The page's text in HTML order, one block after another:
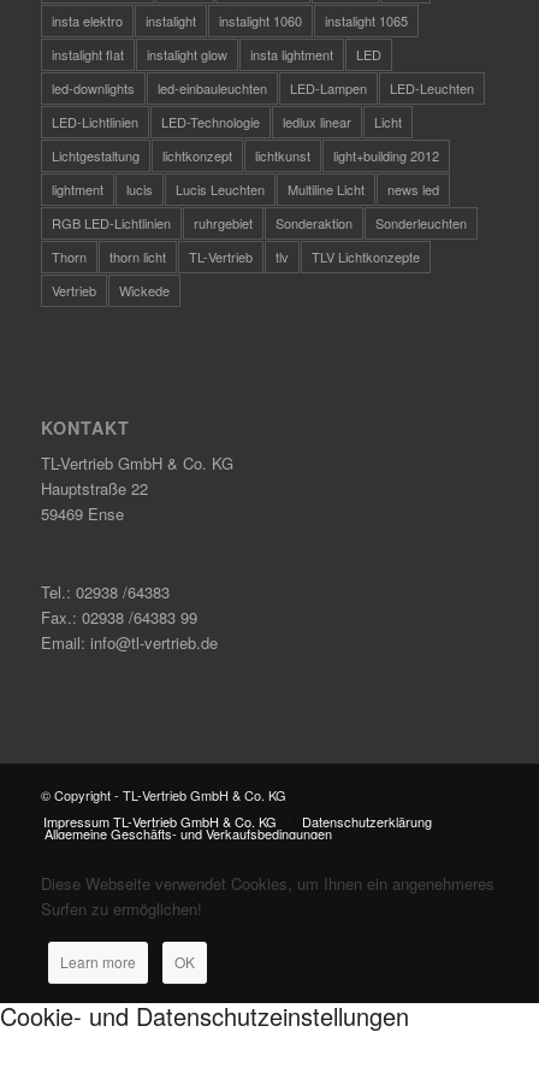
insta elektro
instalight instalight 1060
instalight 1065
instalight flat
instalight glow insta lightment
LED
led-downlights
led-einbauleuchten LED-Lampen
LED-Leuchten
LED-Lichtlinien
LED-Technologie ledlux linear
Licht
Lichtgestaltung
lichtkonzept lichtkunst
light+building 2012
lightment
lucis Lucis Leuchten Multiline Licht
news led
RGB LED-Lichtlinien
ruhrgebiet Sonderaktion
Sonderleuchten
Thorn
thorn licht TL-Vertrieb tlv
TLV Lichtkonzepte
Vertrieb
Wickede
KONTAKT
TL-Vertrieb GmbH & Co. KG
Hauptstraße 22
59469 Ense
Tel.: 02938 /64383
Fax.: 02938 /64383 99
Email: info@tl-vertrieb.de
© Copyright - TL-Vertrieb GmbH & Co. KG
Impressum TL-Vertrieb GmbH & Co. KG
Datenschutzerklärung
Allgemeine Geschäfts- und Verkaufsbedingungen
Diese Webseite verwendet Cookies, um Ihnen ein angenehmeres
Surfen zu ermöglichen!
Learn more OK
Cookie- und Datenschutzeinstellungen